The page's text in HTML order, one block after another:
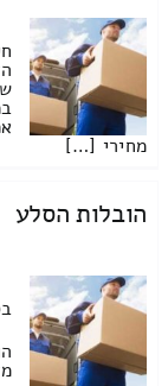
מחירי […]
הובלות הסלע